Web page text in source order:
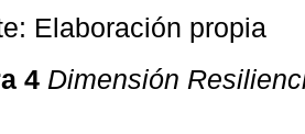
Elaboración propia
4 Dimensión